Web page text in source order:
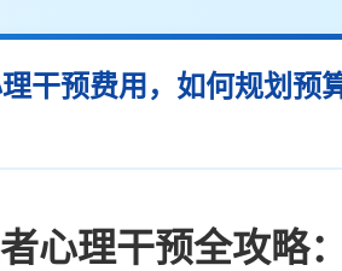
干预费用，如何规划预
心理干预全攻略